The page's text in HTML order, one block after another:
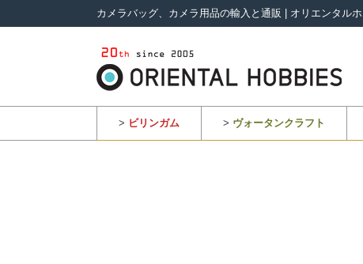
カメラバッグ、カメラ用品の輸入と通販 | オリエンタル
> ビリンガム > ヴォータンクラフト